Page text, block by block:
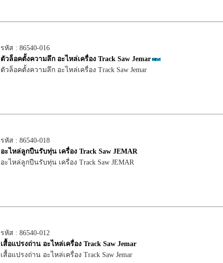
รหัส : 86540-016
ตัวล็อคตั้งความลึก อะไหล่เครื่อง Track Saw Jemar
ตัวล็อคตั้งความลึก อะไหล่เครื่อง Track Saw Jemar
รหัส : 86540-018
อะไหล่ลูกปืนรับทุ่น เครื่อง Track Saw JEMAR
อะไหล่ลูกปืนรับทุ่น เครื่อง Track Saw JEMAR
รหัส : 86540-012
เสื้อแปรงถ่าน อะไหล่เครื่อง Track Saw Jemar
เสื้อแปรงถ่าน อะไหล่เครื่อง Track Saw Jemar